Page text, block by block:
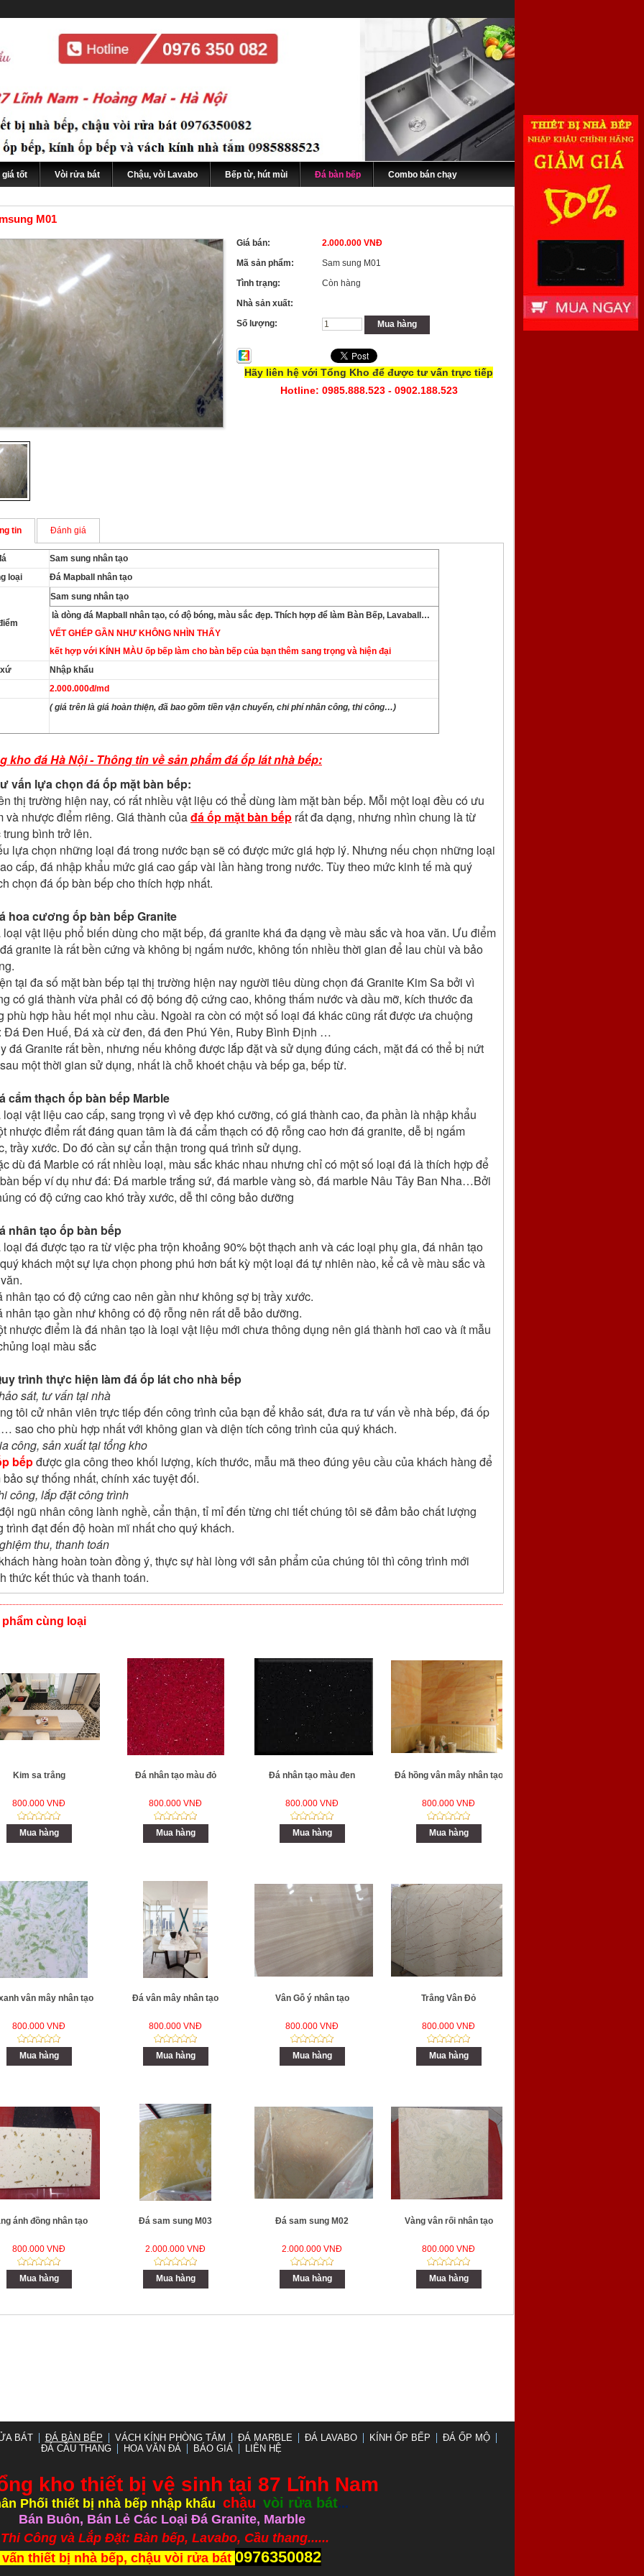
giá tốt Vòi rửa bát Chậu, vòi Lavabo Bếp từ, hút mùi Đá bàn bếp Combo bán chạy
M01
Giá bán:
2.000.000 VNĐ
Mã sản phẩm:
Sam sung M01
Tình trạng:
Còn hàng
Nhà sản xuất:
Số lượng:
Mua hàng
Hãy liên hệ với Tổng Kho để được tư vấn trực tiếp
Hotline: 0985.888.523 - 0902.188.523
tin Đánh giá
Sam sung nhân tạo
loại
Đá Mapball nhân tạo
Sam sung nhân tạo
là dòng đá Mapball nhân tạo, có độ bóng, màu sắc đẹp. Thích hợp để làm Bàn Bếp, Lavaball…
VẾT GHÉP GẦN NHƯ KHÔNG NHÌN THẤY
kết hợp với KÍNH MÀU ốp bếp làm cho bàn bếp của bạn thêm sang trọng và hiện đại
Nhập khẩu
2.000.000đ/md
( giá trên là giá hoàn thiện, đã bao gồm tiền vận chuyển, chi phí nhân công, thi công…)
kho đá Hà Nội - Thông tin về sản phẩm đá ốp lát nhà bếp:
vấn lựa chọn đá ốp mặt bàn bếp:
thị trường hiện nay, có rất nhiều vật liệu có thể dùng làm mặt bàn bếp. Mỗi một loại đều có ưu
và nhược điểm riêng. Giá thành củađá ốp mặt bàn bếp rất đa dạng, nhưng nhìn chung là từ
bình trở lên.
lựa chọn những loại đá trong nước bạn sẽ có được mức giá hợp lý. Nhưng nếu chọn những loại
cấp, đá nhập khẩu mức giá cao gấp vài lần hàng trong nước. Tùy theo mức kinh tế mà quý
chọn đá ốp bàn bếp cho thích hợp nhất.
hoa cương ốp bàn bếpGranite
loại vật liệu phổ biến dùng cho mặt bếp, đá granite khá đa dạng về màu sắc và hoa văn. Ưu điểm
granite là rất bền cứng và không bị ngấm nước, không tốn nhiều thời gian để lau chùi và bảo
tại đa số mặt bàn bếp tại thị trường hiện nay người tiêu dùng chọn đá Granite Kim Sa bởi vì
có giá thành vừa phải có độ bóng độ cứng cao, không thấm nước và dầu mỡ, kích thước đa
phù hợp hầu hết mọi nhu cầu. Ngoài ra còn có một số loại đá khác cũng rất được ưa chuộng
Đá Đen Huế, Đá xà cừ đen, đá đen Phú Yên, Ruby Bình Định …
đá Granite rất bền, nhưng nếu không được lắp đặt và sử dụng đúng cách, mặt đá có thể bị nứt
một thời gian sử dụng, nhất là chỗ khoét chậu và bếp ga, bếp từ.
cẩm thạch ốp bàn bếp Marble
loại vật liệu cao cấp, sang trọng vì vẻ đẹp khó cưỡng, có giá thành cao, đa phần là nhập khẩu
nhược điểm rất đáng quan tâm là đá cẩm thạch có độ rỗng cao hơn đá granite, dễ bị ngấm
trầy xước. Do đó cần sự cẩn thận trong quá trình sử dụng.
dù đá Marble có rất nhiều loại, màu sắc khác nhau nhưng chỉ có một số loại đá là thích hợp để
bếp ví dụ như đá: Đá marble trắng sứ, đá marble vàng sò, đá marble Nâu Tây Ban Nha…Bởi
có độ cứng cao khó trầy xước, dễ thi công bảo dưỡng
nhân tạo ốp bàn bếp
loại đá được tạo ra từ việc pha trộn khoảng 90% bột thạch anh và các loại phụ gia, đá nhân tạo
khách một sự lựa chọn phong phú hơn bất kỳ một loại đá tự nhiên nào, kể cả về màu sắc và
nhân tạo có độ cứng cao nên gần như không sợ bị trầy xước.
nhân tạo gần như không có độ rỗng nên rất dễ bảo dưỡng.
nhược điểm là đá nhân tạo là loại vật liệu mới chưa thông dụng nên giá thành hơi cao và ít mẫu
loại màu sắc
trình thực hiện làm đá ốp lát cho nhà bếp
sát, tư vấn tại nhà
tôi cử nhân viên trực tiếp đến công trình của bạn để khảo sát, đưa ra tư vấn về nhà bếp, đá ốp
sao cho phù hợp nhất với không gian và diện tích công trình của quý khách.
công, sản xuất tại tổng kho
bếpđược gia công theo khối lượng, kích thước, mẫu mã theo đúng yêu cầu của khách hàng để
bảo sự thống nhất, chính xác tuyệt đối.
công, lắp đặt công trình
ngũ nhân công lành nghề, cẩn thận, tỉ mỉ đến từng chi tiết chúng tôi sẽ đảm bảo chất lượng
trình đạt đến độ hoàn mĩ nhất cho quý khách.
thu, thanh toán
hàng hoàn toàn đồng ý, thực sự hài lòng với sản phẩm của chúng tôi thì công trình mới
thức kết thúc và thanh toán.
phẩm cùng loại
Kim sa trắng
800.000 VNĐ
Mua hàng
Đá nhân tạo màu đỏ
800.000 VNĐ
Mua hàng
Đá nhân tạo màu đen
800.000 VNĐ
Mua hàng
Đá hồng vân mây nhân tạo
800.000 VNĐ
Mua hàng
vân mây nhân tạo
800.000 VNĐ
Mua hàng
Đá vân mây nhân tạo
800.000 VNĐ
Mua hàng
Vân Gỗ ý nhân tạo
800.000 VNĐ
Mua hàng
Trắng Vân Đỏ
800.000 VNĐ
Mua hàng
ánh đồng nhân tạo
800.000 VNĐ
Mua hàng
Đá sam sung M03
2.000.000 VNĐ
Mua hàng
Đá sam sung M02
2.000.000 VNĐ
Mua hàng
Vàng vân rối nhân tạo
800.000 VNĐ
Mua hàng
BÁT ĐÁ BÀN BẾP VÁCH KÍNH PHÒNG TẮM ĐÁ MARBLE ĐÁ LAVABO KÍNH ỐP BẾP
ĐÁ ỐP MỘ
ĐÁ CẦU THANG
HOA VĂN ĐÁ BÁO GIÁ LIÊN HỆ
kho thiết bị vệ sinh tại 87 Lĩnh Nam
Phối thiết bị nhà bếp nhập khẩu, chậu, vòi rửa bát...
Bán Buôn, Bán Lẻ Các Loại Đá Granite, Marble
Đặt: Bàn bếp, Lavabo, Cầu thang......
thiết bị nhà bếp, chậu vòi rửa bát 0976350082